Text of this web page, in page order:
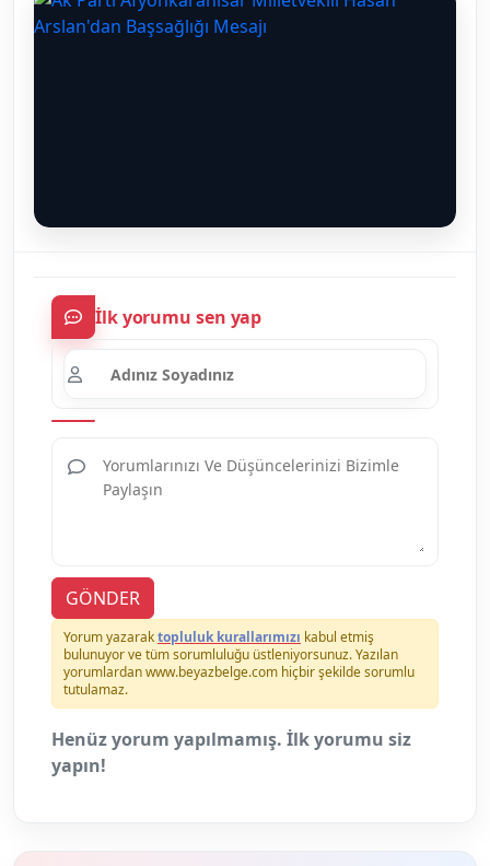
İlk yorumu sen yap
GÖNDER
Yorum yazaraktopluluk kurallarımızı kabul etmiş
bulunuyor ve tüm sorumluluğu üstleniyorsunuz. Yazılan
yorumlardan www.beyazbelge.com hiçbir şekilde sorumlu
tutulamaz.
Henüz yorum yapılmamış. İlk yorumu siz
yapın!